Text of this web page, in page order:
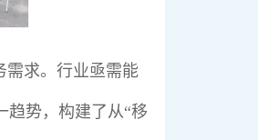
需求。行业亟需能
趋势，构建了从“移